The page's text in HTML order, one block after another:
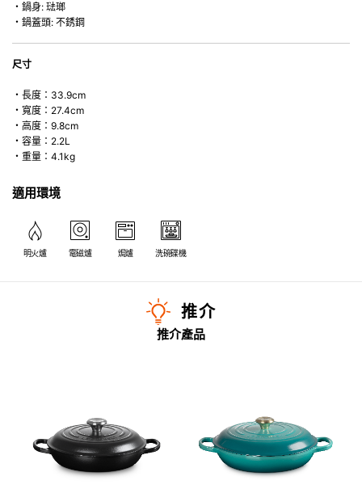
・鍋身: 琺瑯
・鍋蓋頭: 不銹鋼
尺寸
・長度：33.9cm
・寬度：27.4cm
・高度：9.8cm
・容量：2.2L
・重量：4.1kg
適用環境
明火爐 電磁爐 焗爐 洗碗碟機
推介
推介產品